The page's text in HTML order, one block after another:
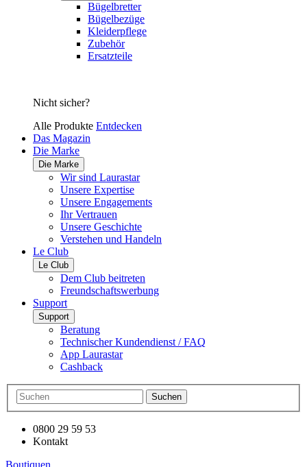
Bügelbretter
Bügelbezüge
Kleiderpflege
Zubehör
Ersatzteile
Nicht sicher?
Alle Produkte Entdecken
Das Magazin
Die Marke
Die Marke
Wir sind Laurastar
Unsere Expertise
Unsere Engagements
Ihr Vertrauen
Unsere Geschichte
Verstehen und Handeln
Le Club
Le Club
Dem Club beitreten
Freundschaftswerbung
Support
Support
Beratung
Technischer Kundendienst / FAQ
App Laurastar
Cashback
Suchen
0800 29 59 53
Kontakt
Boutiquen